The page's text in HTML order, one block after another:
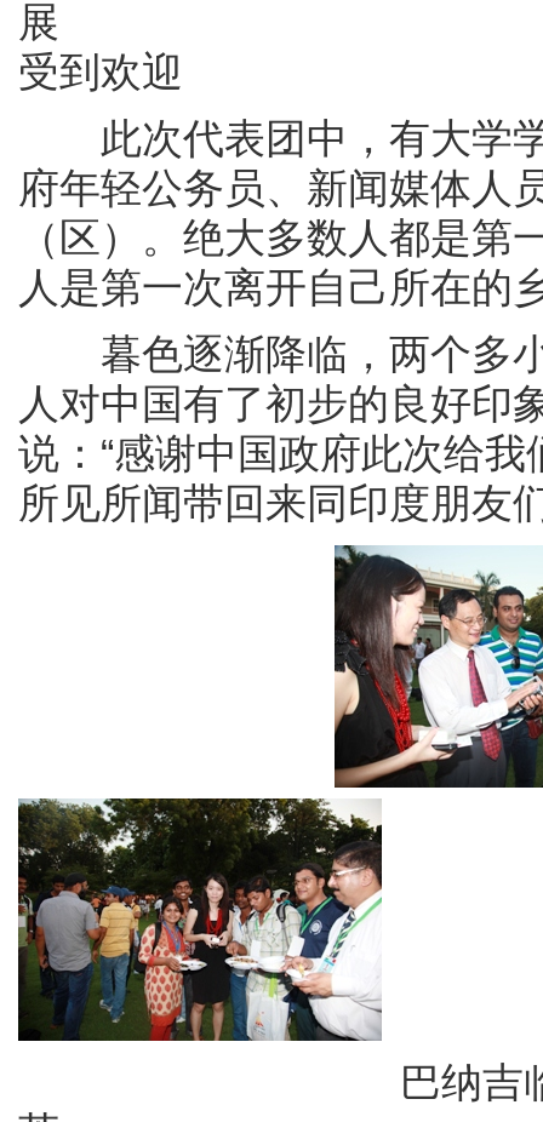
展 介绍
受到欢迎
此次代表团中，有大学学
府年轻公务员、新闻媒体人
（区）。绝大多数人都是
人是第一次离开自己所在的
暮色逐渐降临，两个多小
人对中国有了初步的良好印
说：“感谢中国政府此次给
所见所闻带回来同印度朋友
巴纳吉临别时赠